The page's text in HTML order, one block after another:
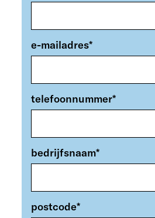
e-mailadres*
telefoonnummer*
bedrijfsnaam*
postcode*